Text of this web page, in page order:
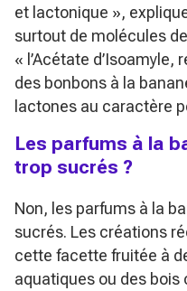
et lactonique »,
surtout de molécules
« l’Acétate
des bonbons à la
lactones au caractère
Les parfums à la
trop sucrés ?
Non, les parfums à la
sucrés. Les créations
cette facette fruitée à
aquatiques ou des bois